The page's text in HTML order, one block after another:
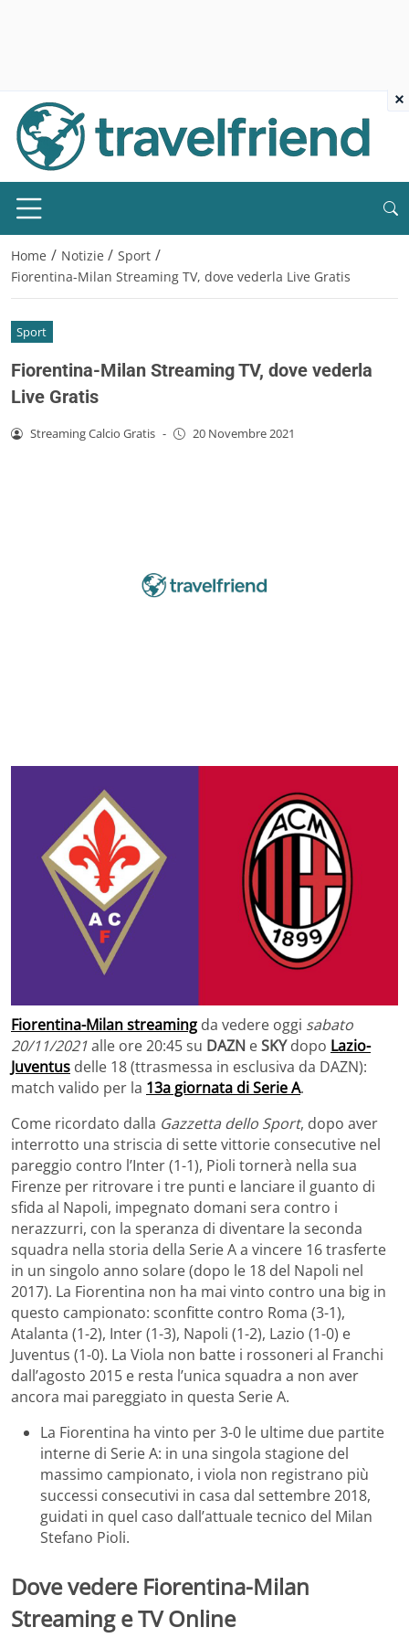
Home / Notizie / Sport /
Fiorentina-Milan Streaming TV, dove vederla Live Gratis
Sport
Fiorentina-Milan Streaming TV, dove vederla
Live Gratis
Streaming Calcio Gratis - 20 Novembre 2021
Fiorentina-Milan streaming da vedere oggi sabato
20/11/2021alle ore 20:45 su DAZN eSKYdopo Lazio-
Juventus delle 18 (ttrasmessa in esclusiva da DAZN):
match valido per la 13a giornata di Serie A.
Come ricordato dalla Gazzetta dello Sport, dopo aver
interrotto una striscia di sette vittorie consecutive nel
pareggio contro l’Inter (1-1), Pioli tornerà nella sua
Firenze per ritrovare i tre punti e lanciare il guanto di
sfida al Napoli, impegnato domani sera contro i
nerazzurri, con la speranza di diventare la seconda
squadra nella storia della Serie A a vincere 16 trasferte
in un singolo anno solare (dopo le 18 del Napoli nel
2017). La Fiorentina non ha mai vinto contro una big in
questo campionato: sconfitte contro Roma (3-1),
Atalanta (1-2), Inter (1-3), Napoli (1-2), Lazio (1-0) e
Juventus (1-0). La Viola non batte i rossoneri al Franchi
dall’agosto 2015 e resta l’unica squadra a non aver
ancora mai pareggiato in questa Serie A.
La Fiorentina ha vinto per 3-0 le ultime due partite
interne di Serie A: in una singola stagione del
massimo campionato, i viola non registrano più
successi consecutivi in casa dal settembre 2018,
guidati in quel caso dall’attuale tecnico del Milan
Stefano Pioli.
Dove vedere Fiorentina-Milan
Streaming e TV Online
×